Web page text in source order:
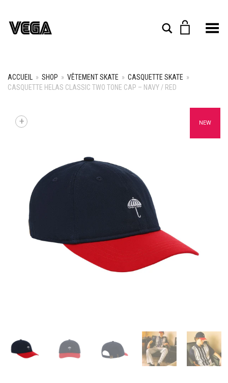
Rechercher
Toggle Menu
ACCUEIL » SHOP » VÊTEMENT SKATE » CASQUETTE SKATE »
CASQUETTE HELAS CLASSIC TWO TONE CAP – NAVY / RED
NEW
+